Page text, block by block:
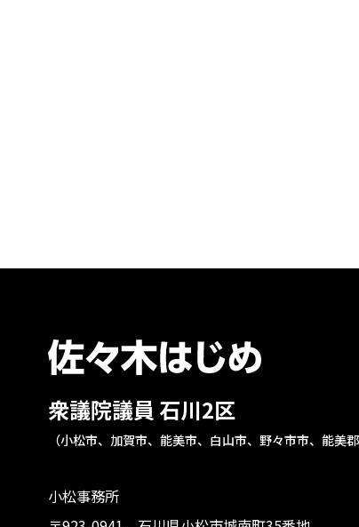
衆議院議員 石川2区
（小松市、加賀市、能美市、白山市、野々市市、能美郡
小松事務所